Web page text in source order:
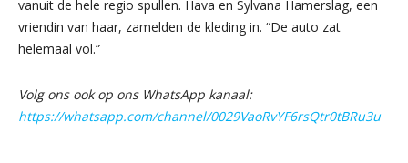
vanuit de hele regio spullen. Hava en Sylvana Hamerslag, een
vriendin van haar, zamelden de kleding in. “De auto zat
helemaal vol.”
Volg ons ook op ons WhatsApp kanaal:
https://whatsapp.com/channel/0029VaoRvYF6rsQtr0tBRu3u